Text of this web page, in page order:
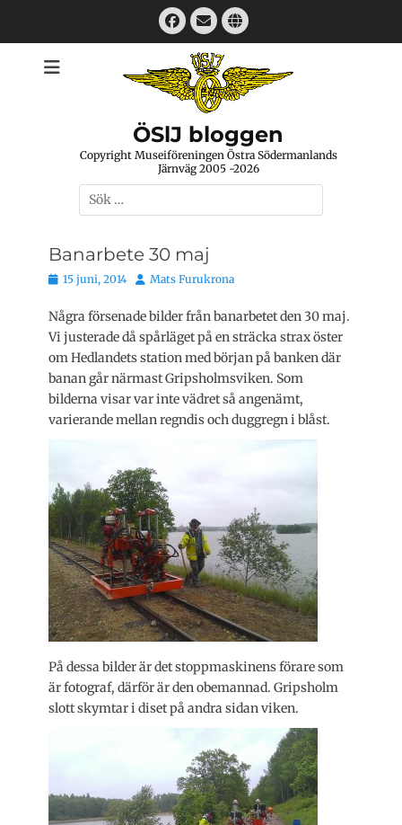
Facebook
E-
mail
Webbplats
ÖSlJ bloggen
Copyright Museiföreningen Östra Södermanlands
Järnväg 2005 -2026
Sök
efter:
Banarbete 30 maj
Publicerat
15 juni, 2014 Författare
Mats Furukrona
Några försenade bilder från banarbetet den 30 maj.
Vi justerade då spårläget på en sträcka strax öster
om Hedlandets station med början på banken där
banan går närmast Gripsholmsviken. Som
bilderna visar var inte vädret så angenämt,
varierande mellan regndis och duggregn i blåst.
På dessa bilder är det stoppmaskinens förare som
är fotograf, därför är den obemannad. Gripsholm
slott skymtar i diset på andra sidan viken.